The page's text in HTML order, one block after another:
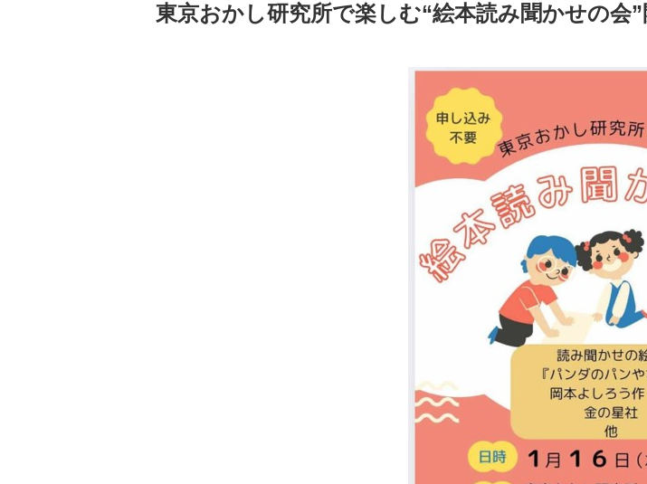
東京おかし研究所で楽しむ“絵本読み聞かせの会”